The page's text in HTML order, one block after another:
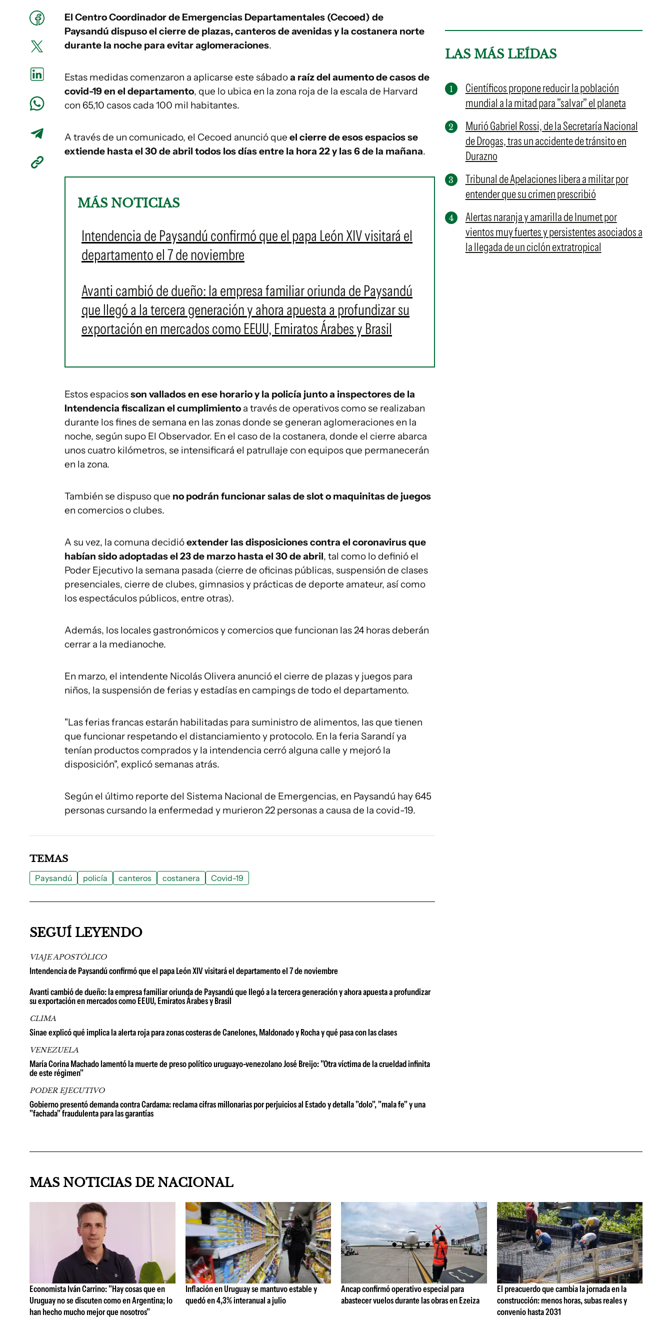
El Centro Coordinador de Emergencias Departamentales (Cecoed) de
Paysandú dispuso el cierre de plazas, canteros de avenidas y la costanera norte
durante la noche para evitar aglomeraciones.
Estas medidas comenzaron a aplicarse este sábadoa raíz del aumento de casos de
covid-19 en el departamento, que lo ubica en la zona roja de la escala de Harvard
con 65,10 casos cada 100 mil habitantes.
A través de un comunicado, el Cecoed anunció que el cierre de esos espacios se
extiende hasta el 30 de abril todos los días entre la hora 22 y las 6 de la mañana.
MÁS NOTICIAS
Intendencia de Paysandú confirmó que el papa León XIV visitará el
departamento el 7 de noviembre
Avanti cambió de dueño: la empresa familiar oriunda de Paysandú
que llegó a la tercera generación y ahora apuesta a profundizar su
exportación en mercados como EEUU, Emiratos Árabes y Brasil
Estos espaciosson vallados en ese horario y la policía junto a inspectores de la
Intendencia fiscalizan el cumplimiento a través de operativos como se realizaban
durante los fines de semana en las zonas donde se generan aglomeraciones en la
noche, según supo El Observador. En el caso de la costanera, donde el cierre abarca
unos cuatro kilómetros, se intensificará el patrullaje con equipos que permanecerán
en la zona.
También se dispuso que no podrán funcionar salas de slot o maquinitas de juegos
en comercios o clubes.
A su vez, la comuna decidióextender las disposiciones contra el coronavirus que
habían sido adoptadas el 23 de marzo hasta el 30 de abril, tal como lo definió el
Poder Ejecutivo la semana pasada (cierre de oficinas públicas, suspensión de clases
presenciales, cierre de clubes, gimnasios y prácticas de deporte amateur, así como
los espectáculos públicos, entre otras).
Además, los locales gastronómicos y comercios que funcionan las 24 horas deberán
cerrar a la medianoche.
En marzo, el intendente Nicolás Olivera anunció el cierre de plazas y juegos para
niños, la suspensión de ferias y estadías en campings de todo el departamento.
"Las ferias francas estarán habilitadas para suministro de alimentos, las que tienen
que funcionar respetando el distanciamiento y protocolo. En la feria Sarandí ya
tenían productos comprados y la intendencia cerró alguna calle y mejoró la
disposición", explicó semanas atrás.
Según el último reporte del Sistema Nacional de Emergencias, en Paysandú hay 645
personas cursando la enfermedad y murieron 22 personas a causa de la covid-19.
LAS MÁS LEÍDAS
Científicos propone reducir la población
mundial a la mitad para "salvar" el planeta
Murió Gabriel Rossi, de la Secretaría Nacional
de Drogas, tras un accidente de tránsito en
Durazno
Tribunal de Apelaciones libera a militar por
entender que su crimen prescribió
Alertas naranja y amarilla de Inumet por
vientos muy fuertes y persistentes asociados a
la llegada de un ciclón extratropical
TEMAS
Paysandú policía canteros costanera Covid-19
SEGUÍ LEYENDO
VIAJE APOSTÓLICO
Intendencia de Paysandú confirmó que el papa León XIV visitará el departamento el 7 de noviembre
Avanti cambió de dueño: la empresa familiar oriunda de Paysandú que llegó a la tercera generación y ahora apuesta a profundizar
su exportación en mercados como EEUU, Emiratos Árabes y Brasil
CLIMA
Sinae explicó qué implica la alerta roja para zonas costeras de Canelones, Maldonado y Rocha y qué pasa con las clases
VENEZUELA
María Corina Machado lamentó la muerte de preso político uruguayo-venezolano José Breijo: "Otra víctima de la crueldad infinita
de este régimen"
PODER EJECUTIVO
Gobierno presentó demanda contra Cardama: reclama cifras millonarias por perjuicios al Estado y detalla "dolo", "mala fe" y una
"fachada" fraudulenta para las garantías
MAS NOTICIAS DE NACIONAL
Economista Iván Carrino: "Hay cosas que en
Uruguay no se discuten como en Argentina; lo
han hecho mucho mejor que nosotros"
Inflación en Uruguay se mantuvo estable y
quedó en 4,3% interanual a julio
Ancap confirmó operativo especial para
abastecer vuelos durante las obras en Ezeiza
El preacuerdo que cambia la jornada en la
construcción: menos horas, subas reales y
convenio hasta 2031